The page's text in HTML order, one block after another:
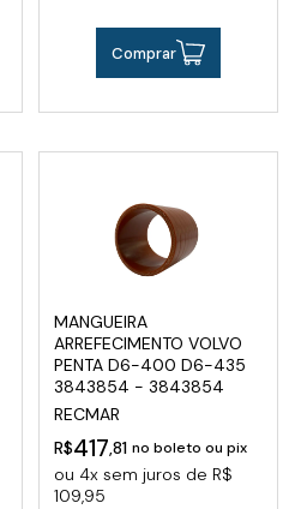
Comprar
MANGUEIRA
ARREFECIMENTO VOLVO
PENTA D6-400 D6-435
3843854 - 3843854
RECMAR
R$417,81 no boleto ou pix
ou 4x sem juros de R$
109,95